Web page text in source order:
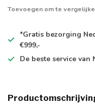
Toevoegen om te
*Gratis bezorging
€999,-
De beste service van